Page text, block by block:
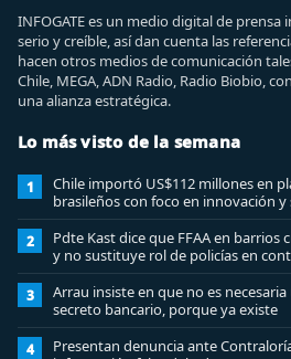
INFOGATE es un medio digital de
serio y creíble, así dan cuenta las
hacen otros medios de comunicación
Chile, MEGA, ADN Radio, Radio Biobio,
una alianza estratégica.
Lo más visto de la semana
1
Chile importó US$112 millones en
brasileños con foco en innovación
2
Pdte Kast dice que FFAA en barrios
y no sustituye rol de policías en
3
Arrau insiste en que no es
secreto bancario, porque ya existe
4
Presentan denuncia ante